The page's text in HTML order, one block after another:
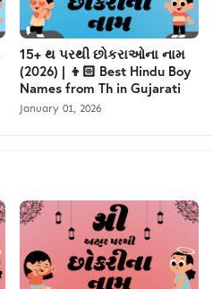
15+ થ પરથી છોકરાઓના નામ
(2026) | 👦🏻 Best Hindu Boy
Names from Th in Gujarati
January 01, 2026